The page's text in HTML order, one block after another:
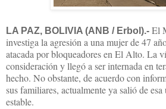
LA PAZ, BOLIVIA (ANB / Erbol).- El
investiga la agresión a una mujer de 47
atacada por bloqueadores en El Alto. La
consideración y llegó a ser internada en
hecho. No obstante, de acuerdo con
sus familiares, actualmente ya salió de
estable.